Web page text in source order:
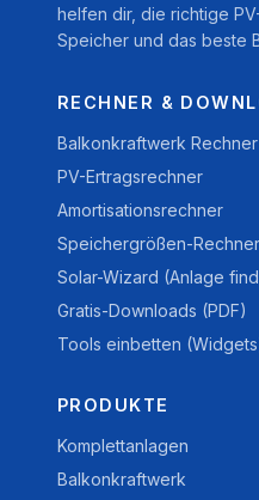
helfen dir, die richtige
Speicher und das beste
RECHNER &
Balkonkraftwerk Rechner
PV-Ertragsrechner
Amortisationsrechner
Speichergrößen-Rechner
Solar-Wizard (Anlage
Gratis-Downloads (PDF)
Tools einbetten
PRODUKTE
Komplettanlagen
Balkonkraftwerk